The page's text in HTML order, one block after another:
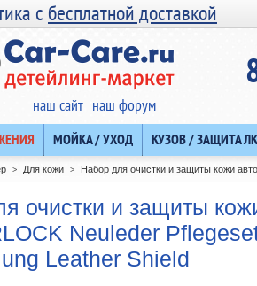
сбесплатной доставкой
наш сайт наш форум
МОЙКА / УХОД КУЗОВ / ЗАЩИТА
> Для кожи > Набор для очистки и защиты кожи
очистки и защиты
Neuleder
Leather Shield